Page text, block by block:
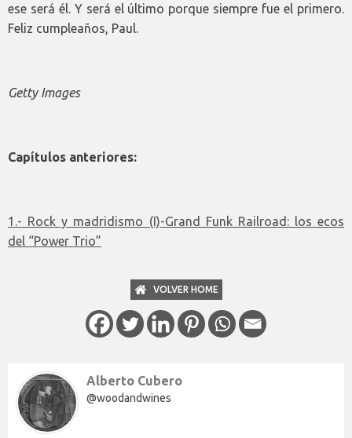
ese será él. Y será el último porque siempre fue el primero.
Feliz cumpleaños, Paul.
Getty Images
Capítulos anteriores:
1.- Rock y madridismo (I)-Grand Funk Railroad: los ecos
del “Power Trio”
VOLVER HOME
Alberto Cubero
@woodandwines